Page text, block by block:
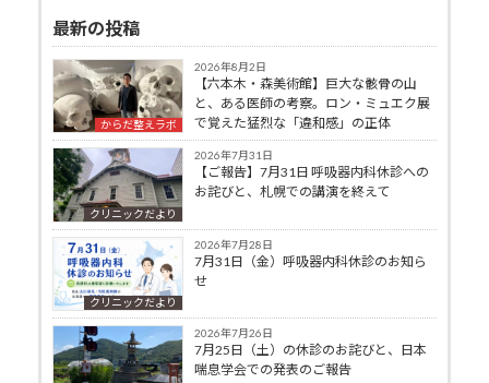
最新の投稿
からだ整えラボ
2026年8月2日
【六本木・森美術館】巨大な骸骨の山
と、ある医師の考察。ロン・ミュエク展
で覚えた猛烈な「違和感」の正体
クリニックだより
2026年7月31日
【ご報告】7月31日 呼吸器内科休診への
お詫びと、札幌での講演を終えて
クリニックだより
2026年7月28日
7月31日（金）呼吸器内科休診のお知ら
せ
2026年7月26日
7月25日（土）の休診のお詫びと、日本
喘息学会での発表のご報告